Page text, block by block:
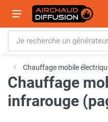
Chauffage mobile
Chauffage
infrarouge